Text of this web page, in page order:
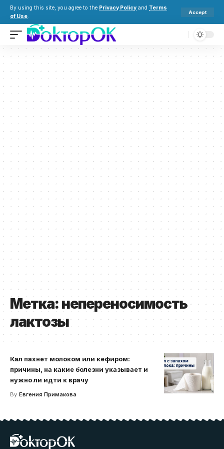
By using this site, you agree to the Privacy Policy and Terms
of Use.
Accept
Метка: непереносимость
лактозы
Кал пахнет молоком или кефиром:
причины, на какие болезни указывает и
нужно ли идти к врачу
By Евгения Примакова